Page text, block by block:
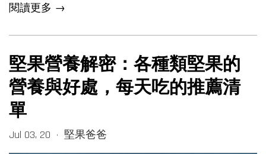
閱讀更多 →
堅果營養解密：各種類堅果的
營養與好處，每天吃的推薦清
單
Jul 03, 20 • 堅果爸爸